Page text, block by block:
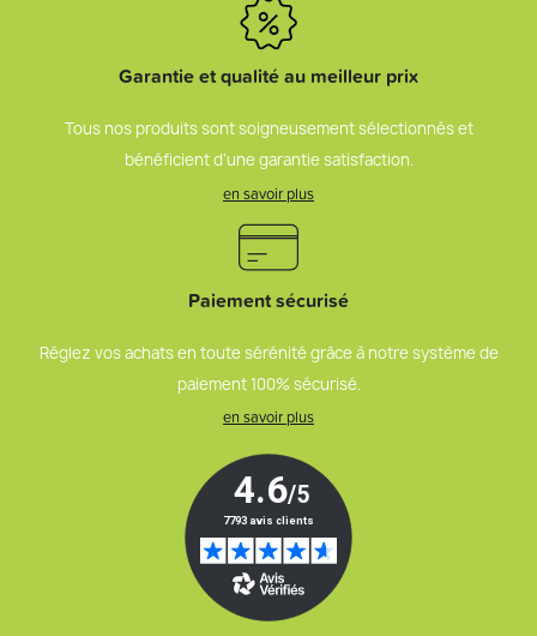
Garantie et qualité au meilleur prix
Tous nos produits sont soigneusement sélectionnés et
bénéficient d’une garantie satisfaction.
en savoir plus
Paiement sécurisé
Réglez vos achats en toute sérénité grâce à notre système de
paiement 100% sécurisé.
en savoir plus